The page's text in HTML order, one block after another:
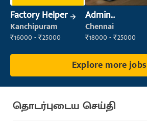
Factory Helper
Kanchipuram
₹16000 - ₹25000
Admin
Supervisor
Chennai
₹18000 - ₹25000
Explore more jobs
தொடர்புடைய செய்தி